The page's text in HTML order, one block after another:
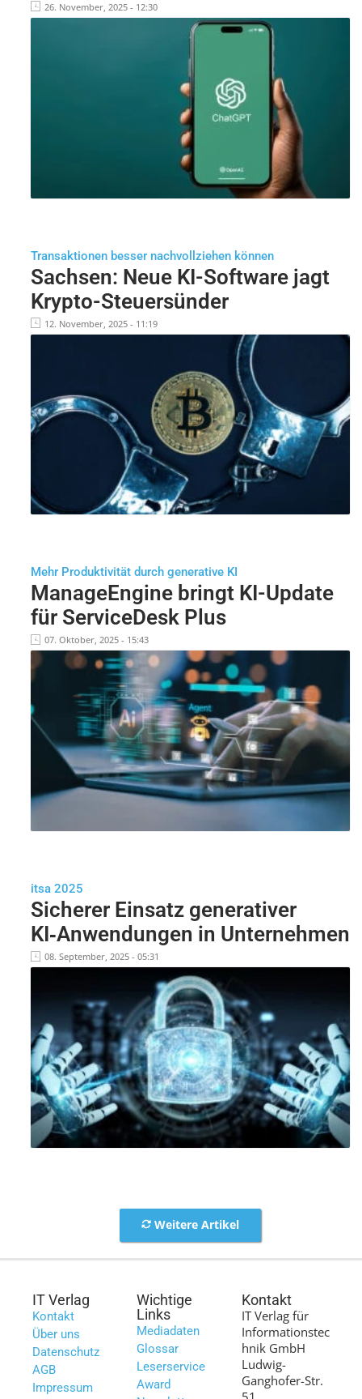
26. November, 2025 - 12:30
Transaktionen besser nachvollziehen können
Sachsen: Neue KI-Software jagt
Krypto-Steuersünder
12. November, 2025 - 11:19
Mehr Produktivität durch generative KI
ManageEngine bringt KI-Update
für ServiceDesk Plus
07. Oktober, 2025 - 15:43
itsa 2025
Sicherer Einsatz generativer
KI‑Anwendungen in Unternehmen
08. September, 2025 - 05:31
Weitere Artikel
IT Verlag
Kontakt
Über uns
Datenschutz
AGB
Impressum
Wichtige
Links
Mediadaten
Glossar
Leserservice
Award
Kontakt
IT Verlag für
Informationstec
hnik GmbH
Ludwig-
Ganghofer-Str.